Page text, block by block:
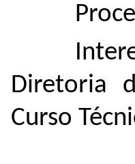
Diretoria
Curso